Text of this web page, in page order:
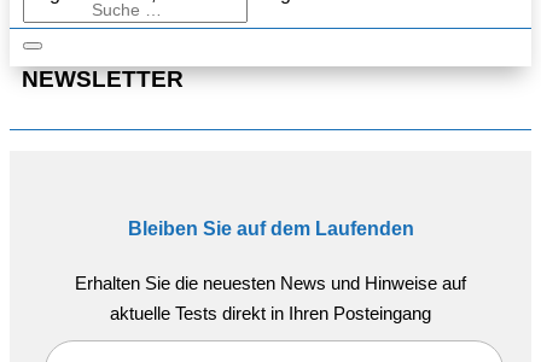
NEWSLETTER
Bleiben Sie auf dem Laufenden
Erhalten Sie die neuesten News und Hinweise auf
aktuelle Tests direkt in Ihren Posteingang